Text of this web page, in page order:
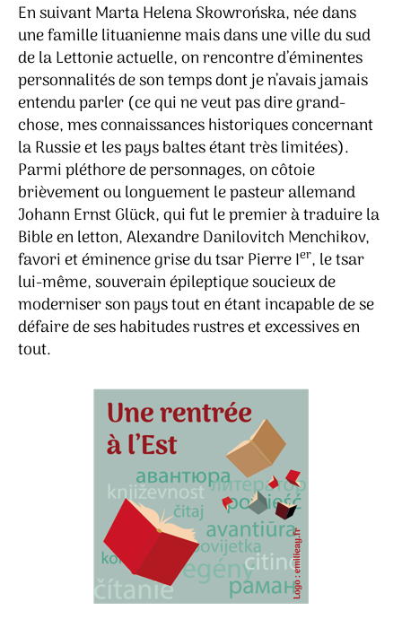
En suivant Marta Helena Skowrońska, née dans
une famille lituanienne mais dans une ville du sud
de la Lettonie actuelle, on rencontre d’éminentes
personnalités de son temps dont je n’avais jamais
entendu parler (ce qui ne veut pas dire grand-
chose, mes connaissances historiques concernant
la Russie et les pays baltes étant très limitées).
Parmi pléthore de personnages, on côtoie
brièvement ou longuement le pasteur allemand
Johann Ernst Glück, qui fut le premier à traduire la
Bible en letton, Alexandre Danilovitch Menchikov,
favori et éminence grise du tsar Pierre Ier, le tsar
lui-même, souverain épileptique soucieux de
moderniser son pays tout en étant incapable de se
défaire de ses habitudes rustres et excessives en
tout.